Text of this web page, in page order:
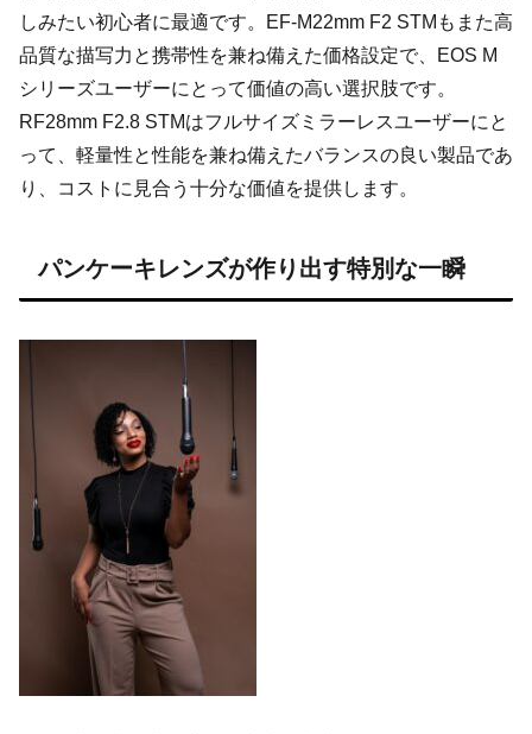
しみたい初心者に最適です。EF-M22mm F2 STMもまた高
品質な描写力と携帯性を兼ね備えた価格設定で、EOS M
シリーズユーザーにとって価値の高い選択肢です。
RF28mm F2.8 STMはフルサイズミラーレスユーザーにと
って、軽量性と性能を兼ね備えたバランスの良い製品であ
り、コストに見合う十分な価値を提供します。
パンケーキレンズが作り出す特別な一瞬